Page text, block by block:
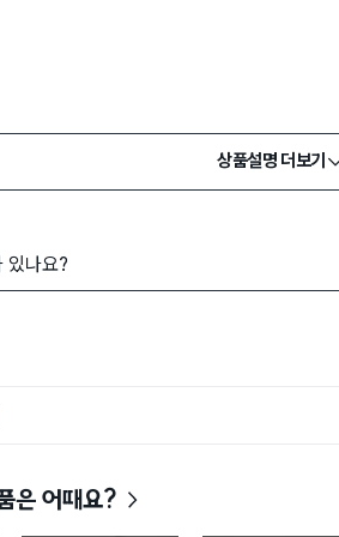
상품설명 더보기
있나요?
은 어때요?